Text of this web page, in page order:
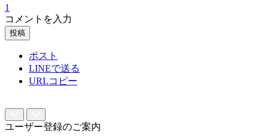
1
コメントを入力
投稿
ポスト
LINEで送る
URLコピー
ユーザー登録のご案内